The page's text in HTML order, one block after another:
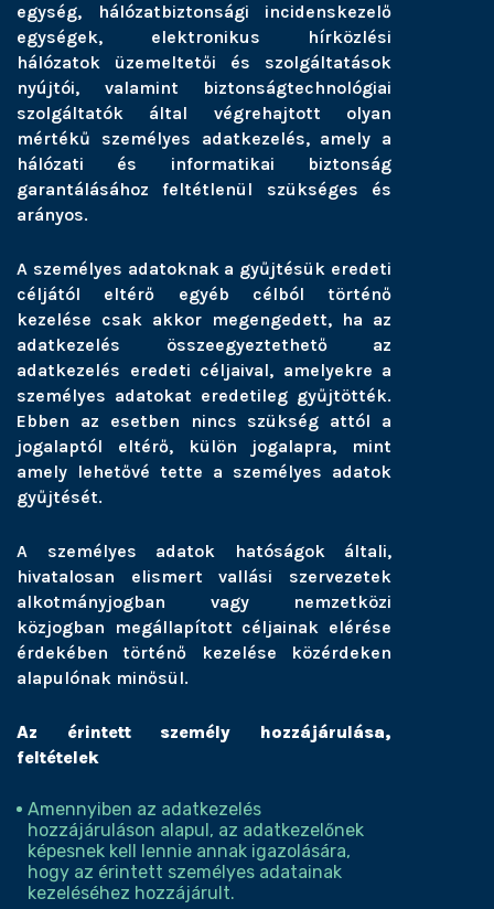
egység, hálózatbiztonsági incidenskezelő
egységek, elektronikus hírközlési
hálózatok üzemeltetői és szolgáltatások
nyújtói, valamint biztonságtechnológiai
szolgáltatók által végrehajtott olyan
mértékű személyes adatkezelés, amely a
hálózati és informatikai biztonság
garantálásához feltétlenül szükséges és
arányos.
A személyes adatoknak a gyűjtésük eredeti
céljától eltérő egyéb célból történő
kezelése csak akkor megengedett, ha az
adatkezelés összeegyeztethető az
adatkezelés eredeti céljaival, amelyekre a
személyes adatokat eredetileg gyűjtötték.
Ebben az esetben nincs szükség attól a
jogalaptól eltérő, külön jogalapra, mint
amely lehetővé tette a személyes adatok
gyűjtését.
A személyes adatok hatóságok általi,
hivatalosan elismert vallási szervezetek
alkotmányjogban vagy nemzetközi
közjogban megállapított céljainak elérése
érdekében történő kezelése közérdeken
alapulónak minősül.
Az érintett személy hozzájárulása,
feltételek
Amennyiben az adatkezelés
hozzájáruláson alapul, az adatkezelőnek
képesnek kell lennie annak igazolására,
hogy az érintett személyes adatainak
kezeléséhez hozzájárult.